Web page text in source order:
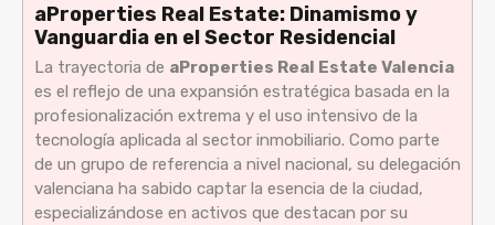
aProperties Real Estate: Dinamismo y
Vanguardia en el Sector Residencial
La trayectoria de aProperties Real Estate Valencia
es el reflejo de una expansión estratégica basada en la
profesionalización extrema y el uso intensivo de la
tecnología aplicada al sector inmobiliario. Como parte
de un grupo de referencia a nivel nacional, su delegación
valenciana ha sabido captar la esencia de la ciudad,
especializándose en activos que destacan por su